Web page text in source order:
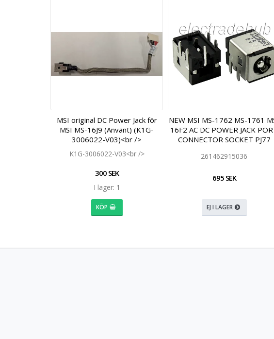
MSI original DC Power Jack för
MSI MS-16J9 (Använt) (K1G-
3006022-V03)<br />
K1G-3006022-V03<br />
300 SEK
I lager: 1
KÖP
NEW MSI MS-1762 MS-1761
16F2 AC DC POWER JACK
CONNECTOR SOCKET PJ77
261462915036
695 SEK
EJ I LAGER